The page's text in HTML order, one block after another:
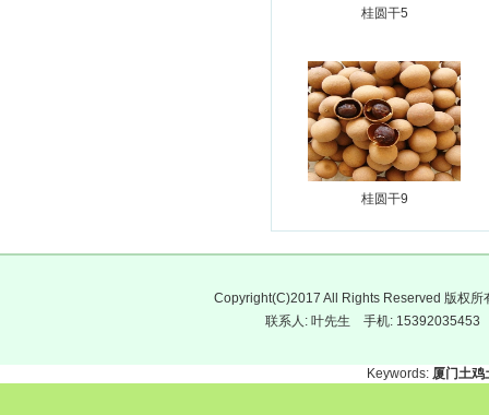
桂圆干5
桂圆干9
Copyright(C)2017 All Rights Reserved 版权所
联系人: 叶先生 手机: 15392035453
Keywords: 厦门土鸡